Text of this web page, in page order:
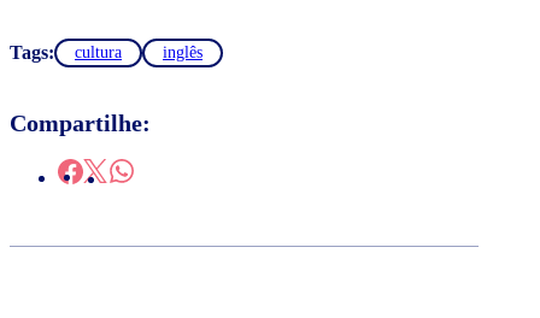
Tags: cultura inglês
Compartilhe: